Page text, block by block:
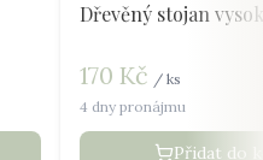
Dřevěný stojan
170 Kč / ks
4 dny pronájmu
Přidat do